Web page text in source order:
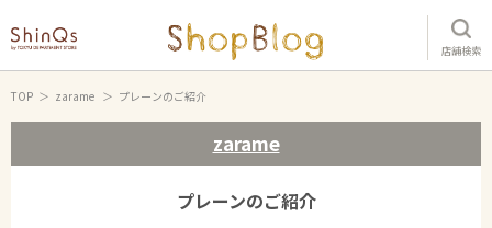
店舗検索
TOP zarame プレーンのご紹介
zarame
プレーンのご紹介